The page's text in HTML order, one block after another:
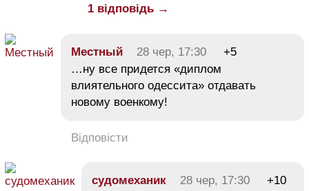
1 відповідь →
Местный 28 чер, 17:30
+5
…ну все придется «диплом
влиятельного одессита» отдавать
новому военкому!
Відповісти
судомеханик 28 чер, 17:30 +10